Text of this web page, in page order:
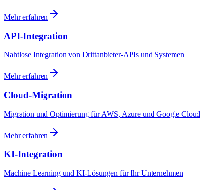
Mehr erfahren
API-Integration
Nahtlose Integration von Drittanbieter-APIs und Systemen
Mehr erfahren
Cloud-Migration
Migration und Optimierung für AWS, Azure und Google Cloud
Mehr erfahren
KI-Integration
Machine Learning und KI-Lösungen für Ihr Unternehmen